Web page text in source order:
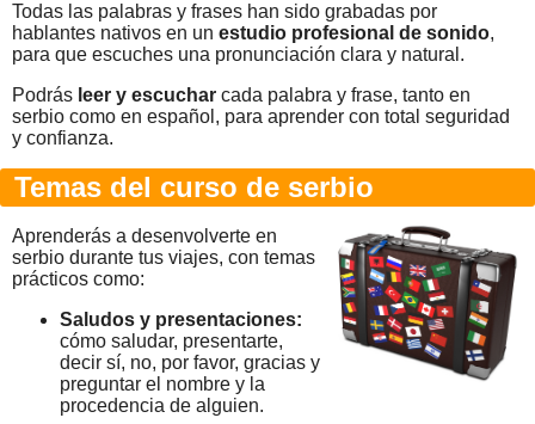
Todas las palabras y frases han sido grabadas por
hablantes nativos en un estudio profesional de sonido,
para que escuches una pronunciación clara y natural.
Podrás leer y escuchar cada palabra y frase, tanto en
serbio como en español, para aprender con total seguridad
y confianza.
Temas del curso de serbio
Aprenderás a desenvolverte en
serbio durante tus viajes, con temas
prácticos como:
Saludos y presentaciones:
cómo saludar, presentarte,
decir sí, no, por favor, gracias y
preguntar el nombre y la
procedencia de alguien.